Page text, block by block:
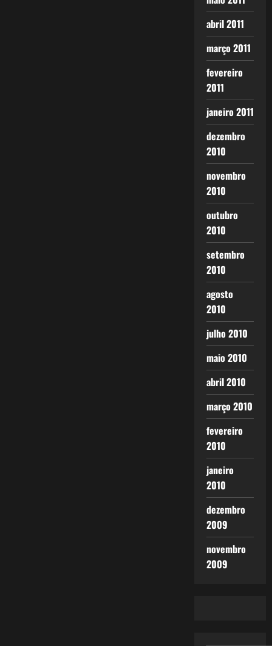
abril 2011
março 2011
fevereiro
2011
janeiro 2011
dezembro
2010
novembro
2010
outubro
2010
setembro
2010
agosto
2010
julho 2010
maio 2010
abril 2010
março 2010
fevereiro
2010
janeiro
2010
dezembro
2009
novembro
2009